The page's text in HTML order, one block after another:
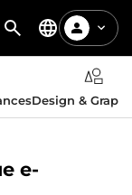
Design &
e-